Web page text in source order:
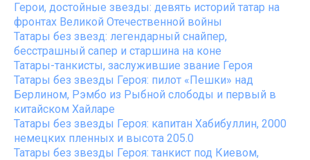
Герои, достойные звезды: девять историй татар на
фронтах Великой Отечественной войны
Татары без звезд: легендарный снайпер,
бесстрашный сапер и старшина на коне
Татары-танкисты, заслужившие звание Героя
Татары без звезды Героя: пилот «Пешки» над
Берлином, Рэмбо из Рыбной слободы и первый в
китайском Хайларе
Татары без звезды Героя: капитан Хабибуллин, 2000
немецких пленных и высота 205.0
Татары без звезды Героя: танкист под Киевом,